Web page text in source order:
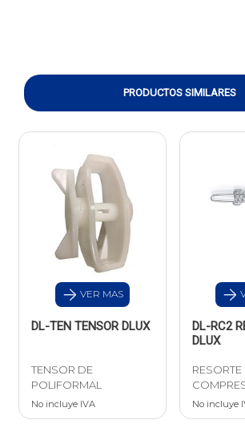
PRODUCTOS SIMILARES
VER MAS
DL-TEN TENSOR DLUX
TENSOR DE
POLIFORMAL
No incluye IVA
DL-RC2
DLUX
RESORTE
No incluye